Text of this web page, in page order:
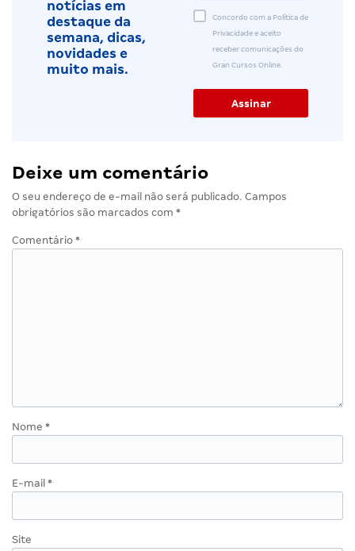
notícias em
destaque da
semana, dicas,
novidades e
muito mais.
Concordo com a Política de
Privacidade e aceito
receber comunicações do
Gran Cursos Online.
Deixe um comentário
O seu endereço de e-mail não será publicado. Campos
obrigatórios são marcados com *
Comentário *
Nome *
E-mail *
Site